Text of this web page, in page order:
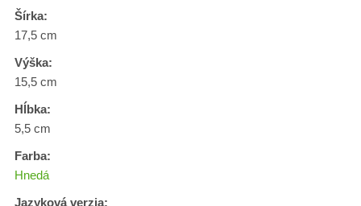
Šírka:
17,5 cm
Výška:
15,5 cm
Hĺbka:
5,5 cm
Farba:
Hnedá
Jazyková verzia: